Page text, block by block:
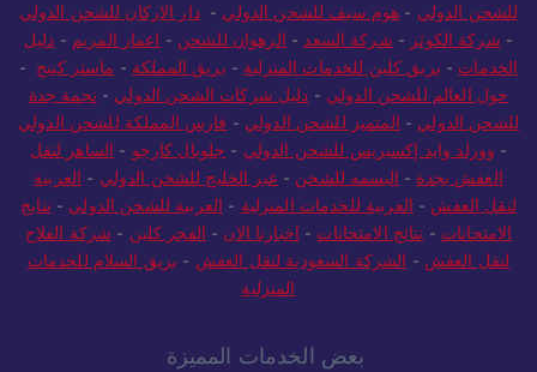
للشحن الدولي - هوم سيف للشحن الدولي -دار الاركان للشحن الدولي
- شركة الكوثر - شركة السعد - الرهوان للشحن - اعمار المريم - دليل
الخدمات - بريق كلين للخدمات المنزلية - بريق المملكة - ماستر كينج -
حول العالم للشحن الدولي - دليل شركات الشحن الدولي - نجمة جدة
للشحن الدولي - المتميز للشحن الدولي - فارس المملكة للشحن الدولي
- وورلد وايد إكسبريس للشحن الدولي - جلوبال كارجو - الساهر لنقل
العفش بجدة - البسمه للشحن - عبر الخليج للشحن الدولي - العربية
لنقل العفش - العربية للخدمات المنزلية - العربية للشحن الدولي - نتايج
الامتحانات - نتائج الامتحانات - اخبارنا الان - الفجر كلين - شركة الفلاح
لنقل العفش - الشركة السعودية لنقل العفش - بريق السلام للخدمات
المنزلية
بعض الخدمات المميزة